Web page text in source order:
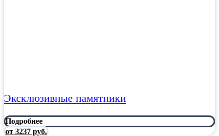
Эксклюзивные памятники
Подробнее
от 3237 руб.